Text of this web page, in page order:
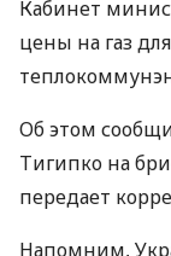
Кабинет
цены на газ
Об этом
Тигипко на
передает
Напомним,